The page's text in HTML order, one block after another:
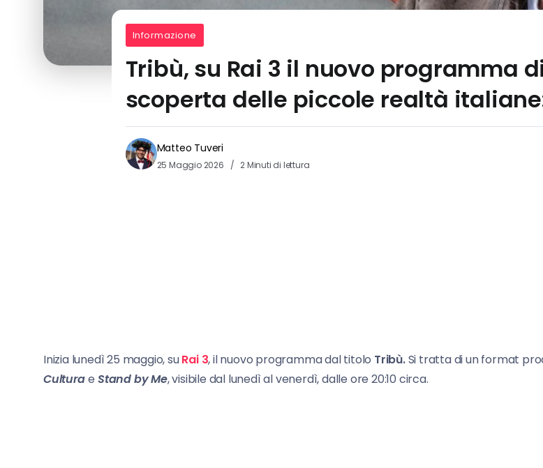
Informazione
Tribù, su Rai 3 il nuovo programma
scoperta delle piccole realtà
Matteo Tuveri
25 Maggio 2026 2 Minuti di lettura
Inizia lunedì 25 maggio, suRai 3, il nuovo programma dal titolo Tribù.Si tratta di un format
Cultura eStand by Me, visibile dal lunedì al venerdì, dalle ore 20:10 circa.